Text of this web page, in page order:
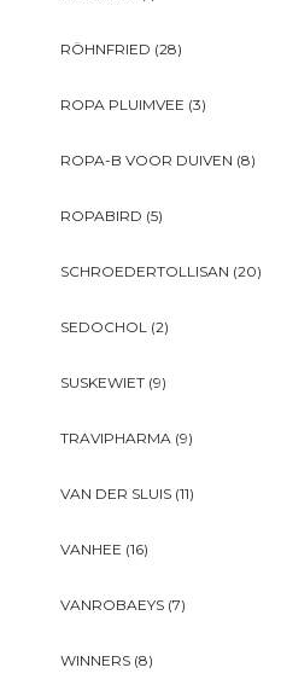
RÖHNFRIED (28)
ROPA PLUIMVEE (3)
ROPA-B VOOR DUIVEN (8)
ROPABIRD (5)
SCHROEDERTOLLISAN (20)
SEDOCHOL (2)
SUSKEWIET (9)
TRAVIPHARMA (9)
VAN DER SLUIS (11)
VANHEE (16)
VANROBAEYS (7)
WINNERS (8)